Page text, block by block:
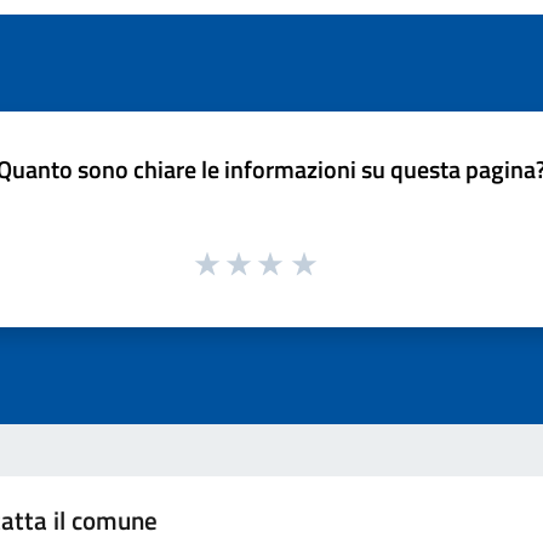
sono chiare le informazioni su questa
il comune